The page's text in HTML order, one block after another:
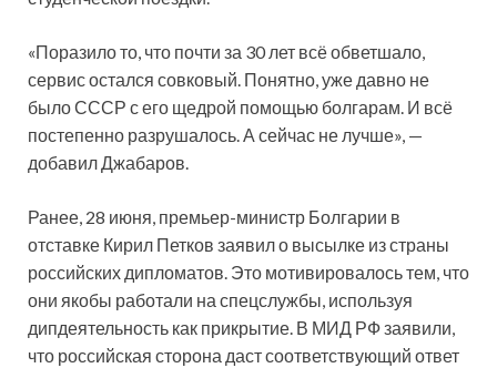
«Поразило то, что почти за 30 лет всё обветшало,
сервис остался совковый. Понятно, уже давно не
было СССР с его щедрой помощью болгарам. И всё
постепенно разрушалось. А сейчас не лучше», —
добавил Джабаров.
Ранее, 28 июня, премьер-министр Болгарии в
отставке Кирил Петков заявил о высылке из страны
российских дипломатов. Это мотивировалось тем, что
они якобы работали на спецслужбы, используя
дипдеятельность как прикрытие. В МИД РФ заявили,
что российская сторона даст соответствующий ответ